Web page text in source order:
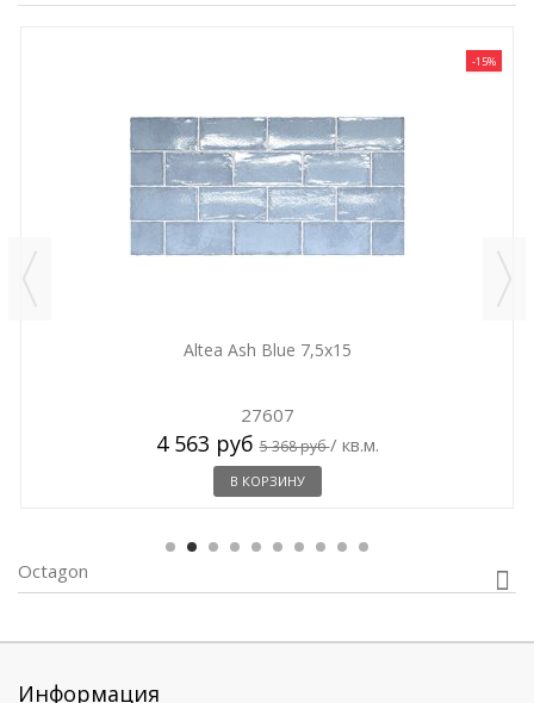
-15%
Altea Ash Blue 7,5x15
27607
4 563 руб5 368 руб/ кв.м.
В КОРЗИНУ
Octagon
Информация